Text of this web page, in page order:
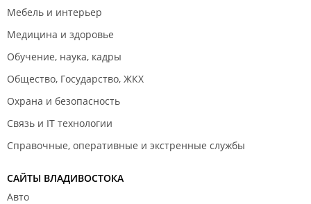
Мебель и интерьер
Медицина и здоровье
Обучение, наука, кадры
Общество, Государство, ЖКХ
Охрана и безопасность
Связь и IT технологии
Справочные, оперативные и экстренные службы
САЙТЫ ВЛАДИВОСТОКА
Авто